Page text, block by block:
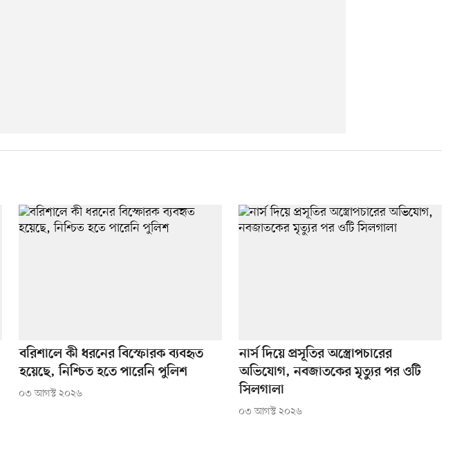
বরিশালে কী ধরনের বিস্ফোরক ব্যবহৃত
হয়েছে, নিশ্চিত হতে পারেনি পুলিশ
০৩ আগস্ট ২০২৬
নার্স দিয়ে প্রসূতির অস্ত্রোপচারের
অভিযোগ, নবজাতকের মৃত্যুর পর ওটি
সিলগালা
০৩ আগস্ট ২০২৬